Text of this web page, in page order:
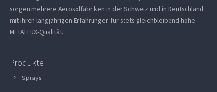
sorgen mehrere Aerosolfabriken in der Schweiz und in Deutschland
mit ihren langjährigen Erfahrungen für stets gleichbleibend hohe
METAFLUX-Qualität.
Produkte
Sprays